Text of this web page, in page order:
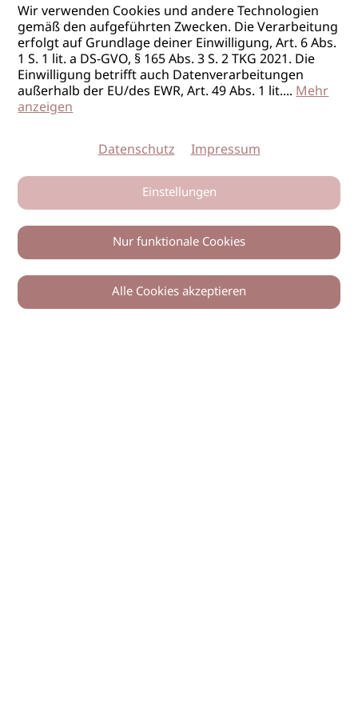
0
Wir verwenden Cookies und andere Technologien
gemäß den aufgeführten Zwecken. Die Verarbeitung
erfolgt auf Grundlage deiner Einwilligung, Art. 6 Abs.
1 S. 1 lit. a DS-GVO, § 165 Abs. 3 S. 2 TKG 2021. Die
Einwilligung betrifft auch Datenverarbeitungen
außerhalb der EU/des EWR, Art. 49 Abs. 1 lit....Mehr
anzeigen
Datenschutz Impressum
Einstellungen
Nur funktionale Cookies
Alle Cookies akzeptieren